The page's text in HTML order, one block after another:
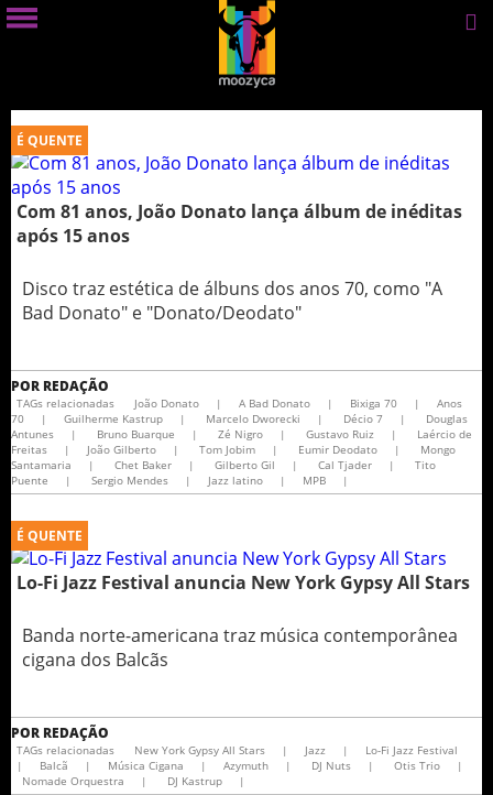
É QUENTE
Com 81 anos, João Donato lança álbum de inéditas
após 15 anos
Disco traz estética de álbuns dos anos 70, como "A
Bad Donato" e "Donato/Deodato"
POR REDAÇÃO
TAGs relacionadas João Donato | A Bad Donato | Bixiga 70 |
Anos
70
| Guilherme Kastrup | Marcelo Dworecki | Décio 7 |
Douglas
Antunes
| Bruno Buarque | Zé Nigro | Gustavo Ruiz |
Laércio de
Freitas
| João Gilberto | Tom Jobim | Eumir Deodato |
Mongo
Santamaria
| Chet Baker | Gilberto Gil | Cal Tjader |
Tito
Puente
| Sergio Mendes | Jazz latino | MPB |
É QUENTE
Lo-Fi Jazz Festival anuncia New York Gypsy All Stars
Banda norte-americana traz música contemporânea
cigana dos Balcãs
POR REDAÇÃO
TAGs relacionadas New York Gypsy All Stars | Jazz |
Lo-Fi Jazz Festival
|
Balcã | Música Cigana | Azymuth | DJ Nuts | Otis Trio
|
Nomade Orquestra
| DJ Kastrup |